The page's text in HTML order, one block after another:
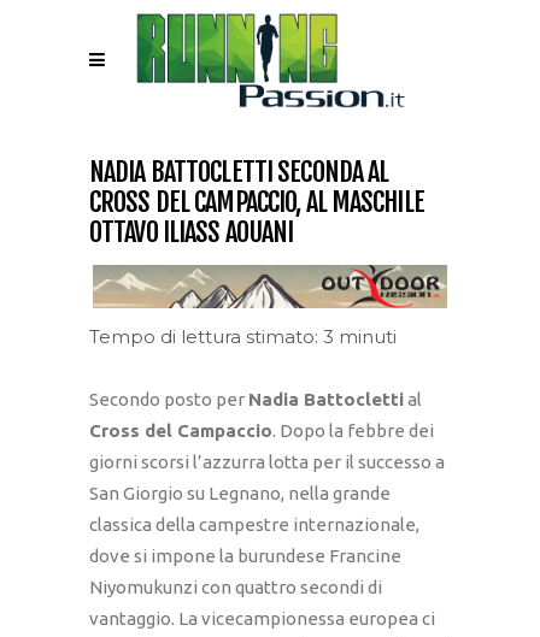
NADIA BATTOCLETTI SECONDA AL
CROSS DEL CAMPACCIO, AL MASCHILE
OTTAVO ILIASS AOUANI
Tempo di lettura stimato: 3 minuti
Secondo posto per Nadia Battoclettial
Cross del Campaccio. Dopo la febbre dei
giorni scorsi l’azzurra lotta per il successo a
San Giorgio su Legnano, nella grande
classica della campestre internazionale,
dove si impone la burundese Francine
Niyomukunzi con quattro secondi di
vantaggio. La vicecampionessa europea ci